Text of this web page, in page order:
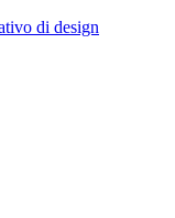
di design